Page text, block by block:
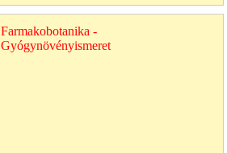
Farmakobotanika -
Gyógynövényismeret